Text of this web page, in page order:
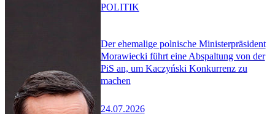
Der ehemalige polnische Ministerpräsident
Morawiecki führt eine Abspaltung von der
PiS an, um Kaczyński Konkurrenz zu
machen
24.07.2026
POLITIK